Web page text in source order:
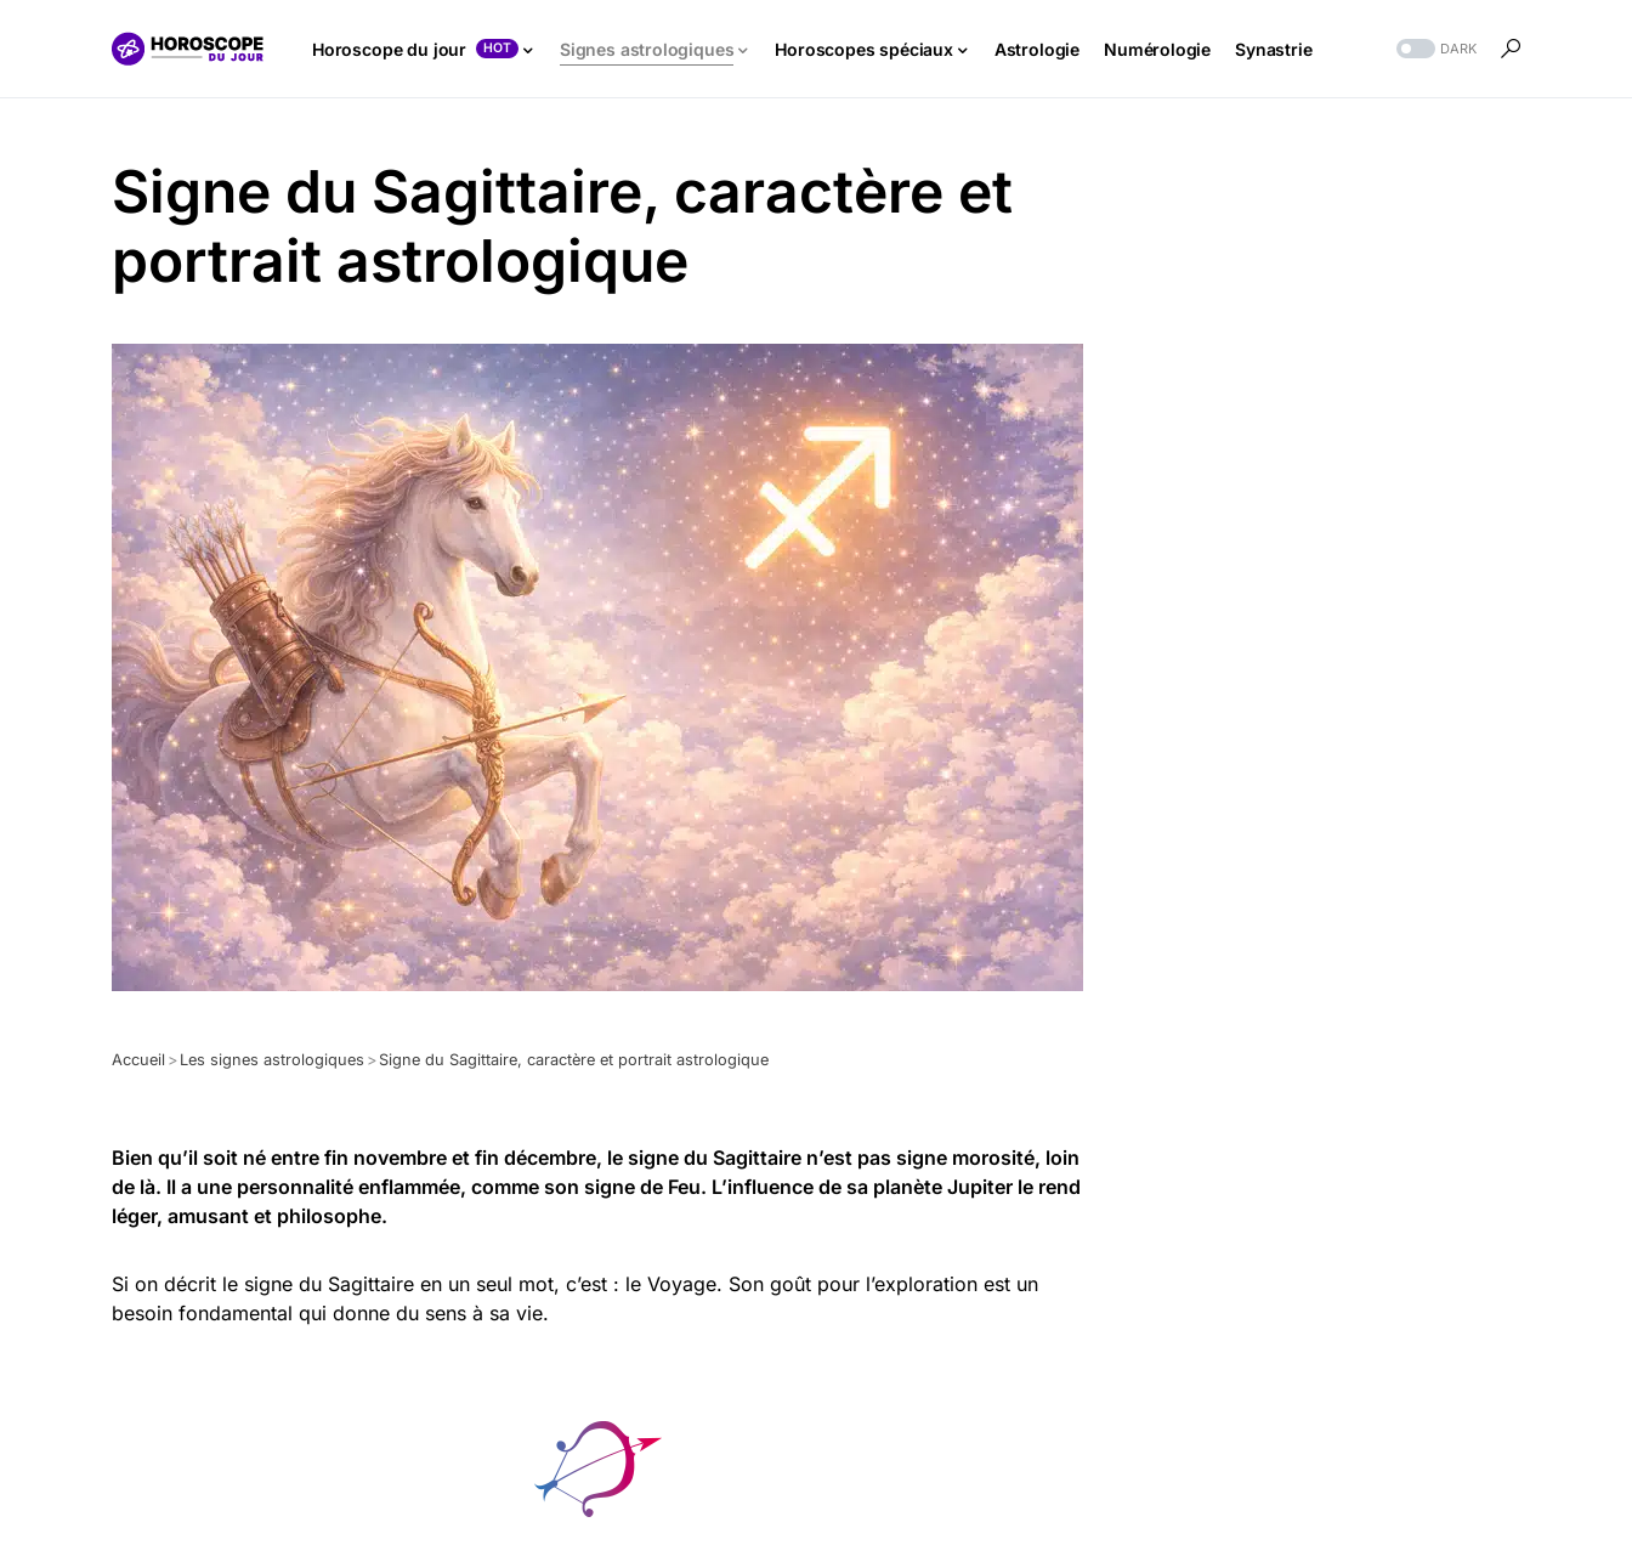
Horoscope du jour HOT Signes astrologiques Horoscopes spéciaux Astrologie Numérologie Synastrie DARK
Signe du Sagittaire, caractère et
portrait astrologique
Accueil > Les signes astrologiques > Signe du Sagittaire, caractère et portrait astrologique
Bien qu’il soit né entre fin novembre et fin décembre, le signe du Sagittaire n’est pas signe morosité, loin
de là. Il a une personnalité enflammée, comme son signe de Feu. L’influence de sa planète Jupiter le rend
léger, amusant et philosophe.
Si on décrit le signe du Sagittaire en un seul mot, c’est : le Voyage. Son goût pour l’exploration est un
besoin fondamental qui donne du sens à sa vie.